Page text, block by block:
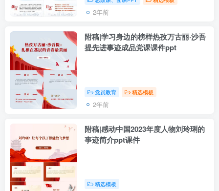
2年前
附稿|学习身边的榜样热孜万古丽·沙吾
提先进事迹成品党课课件ppt
党员教育 精选模板
2年前
附稿|感动中国2023年度人物刘玲琍的
事迹简介ppt课件
精选模板